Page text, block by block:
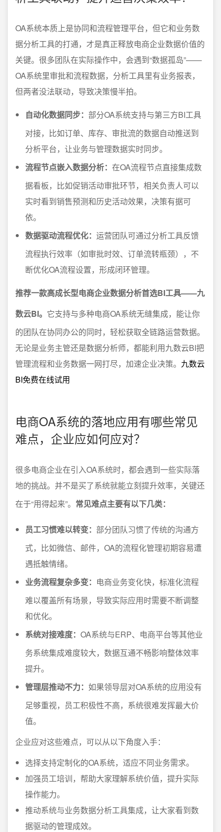
OA系统本质上是协同和流程管理平台，但它和业务数
据分析工具的打通，才是真正释放电商企业数据价值的
关键。很多团队在实际操作中，会遇到“数据孤岛”——
OA系统里审批和流程数据，分析工具里有业务报表，
但两者没法联动，导致决策慢半拍。
自动化数据同步： 部分OA系统支持与第三方BI工具
对接，比如订单、库存、审批流的数据自动推送到
分析平台，让业务与管理数据实时同步。
流程节点嵌入数据分析： 在OA流程节点直接集成数
据看板，比如促销活动审批环节，相关负责人可以
实时看到销售预测和历史活动效果，决策有据可
依。
数据驱动流程优化： 运营团队可通过分析工具反馈
流程执行效率（如审批时效、订单流转瓶颈），不
断优化OA流程设置，形成闭环管理。
推荐一款高成长型电商企业数据分析首选BI工具——九
数云BI。 它支持与多种电商OA系统无缝集成，能让你
的团队在协同办公的同时，轻松获取全链路运营数据。
无论是业务主管还是数据分析师，都能利用九数云BI把
管理流程和业务数据一网打尽，加速企业决策。 九数云
BI免费在线试用
电商OA系统的落地应用有哪些常见
难点，企业应如何应对？
很多电商企业在引入OA系统时，都会遇到一些实际落
地的挑战。并不是买了系统就能立刻提升效率，关键还
在于“用得起来”。 常见难点主要有以下几类：
员工习惯难以转变： 部分团队习惯了传统的沟通方
式，比如微信、邮件，OA的流程化管理初期容易遭
遇抵触情绪。
业务流程复杂多变： 电商业务变化快，标准化流程
难以覆盖所有场景，导致实际应用时需要不断调整
和优化。
系统对接难度： OA系统与ERP、电商平台等其他业
务系统集成难度较大，数据互通不畅影响整体效率
提升。
管理层推动不力： 如果领导层对OA系统的应用没有
足够重视，员工积极性不高，系统很难发挥最大价
值。
企业应对这些难点，可以从以下角度入手：
选择支持定制化的OA系统，适应不同业务需求。
加强员工培训，帮助大家理解系统价值，提升实际
操作能力。
推动系统与业务数据分析工具集成，让大家看到数
据驱动的管理成效。